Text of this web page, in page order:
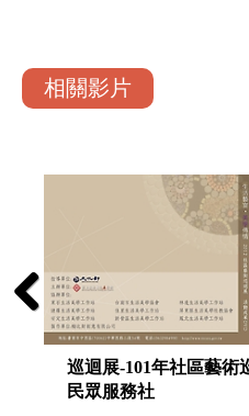
相關影片
巡迴展-101年社區藝術巡迴
民眾服務社
Previous